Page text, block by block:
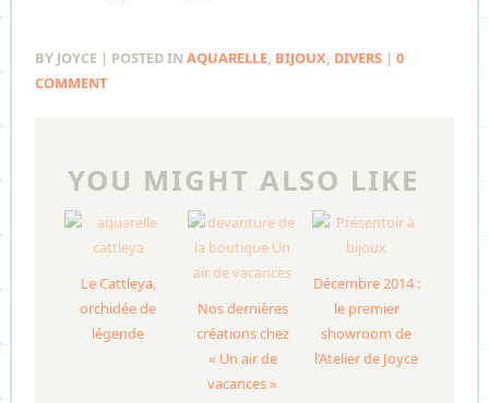
BY JOYCE | POSTED INAQUARELLE, BIJOUX, DIVERS |0
COMMENT
YOU MIGHT ALSO LIKE
Le Cattleya,
orchidée de
légende
Nos dernières
créations chez
« Un air de
vacances »
Décembre 2014 :
le premier
showroom de
l’Atelier de Joyce